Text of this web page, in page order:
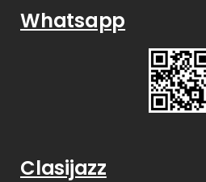
Whatsapp
Clasijazz